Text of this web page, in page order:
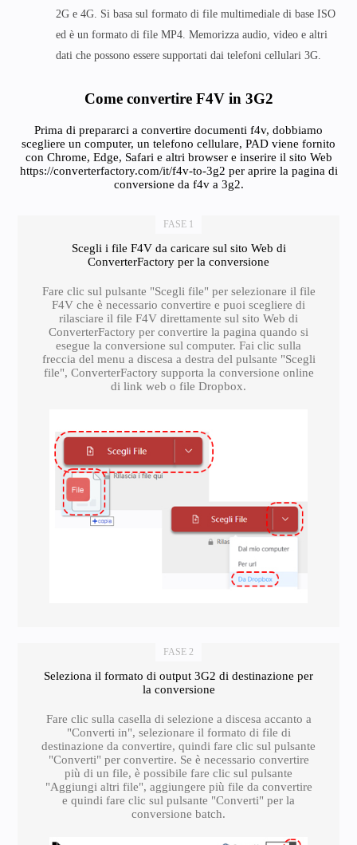
2G e 4G. Si basa sul formato di file multimediale di base ISO
ed è un formato di file MP4. Memorizza audio, video e altri
dati che possono essere supportati dai telefoni cellulari 3G.
Come convertire F4V in 3G2
Prima di prepararci a convertire documenti f4v, dobbiamo
scegliere un computer, un telefono cellulare, PAD viene fornito
con Chrome, Edge, Safari e altri browser e inserire il sito Web
https://converterfactory.com/it/f4v-to-3g2 per aprire la pagina di
conversione da f4v a 3g2.
FASE 1
Scegli i file F4V da caricare sul sito Web di
ConverterFactory per la conversione
Fare clic sul pulsante "Scegli file" per selezionare il file
F4V che è necessario convertire e puoi scegliere di
rilasciare il file F4V direttamente sul sito Web di
ConverterFactory per convertire la pagina quando si
esegue la conversione sul computer. Fai clic sulla
freccia del menu a discesa a destra del pulsante "Scegli
file", ConverterFactory supporta la conversione online
di link web o file Dropbox.
FASE 2
Seleziona il formato di output 3G2 di destinazione per
la conversione
Fare clic sulla casella di selezione a discesa accanto a
"Converti in", selezionare il formato di file di
destinazione da convertire, quindi fare clic sul pulsante
"Converti" per convertire. Se è necessario convertire
più di un file, è possibile fare clic sul pulsante
"Aggiungi altri file", aggiungere più file da convertire
e quindi fare clic sul pulsante "Converti" per la
conversione batch.